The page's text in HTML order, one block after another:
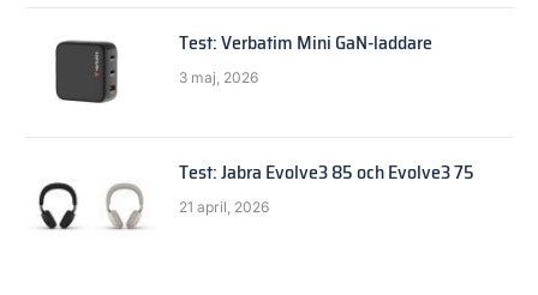
Test: Verbatim Mini GaN-laddare
3 maj, 2026
Test: Jabra Evolve3 85 och Evolve3 75
21 april, 2026